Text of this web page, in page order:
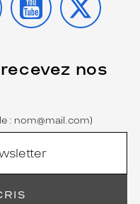
nos
: nom@mail.com)